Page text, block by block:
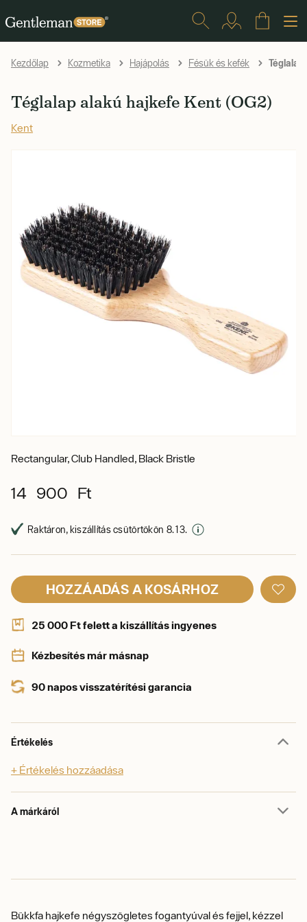
Kezdőlap Kozmetika Hajápolás Fésük és kefék
Téglalap alakú hajkefe Kent (OG2)
Kent
Rectangular, Club Handled, Black Bristle
14 900 Ft
Raktáron, kiszállítás csütörtökön 8. 13.
HOZZÁADÁS A KOSÁRHOZ
25 000 Ft felett a kiszállítás ingyenes
Kézbesítés már másnap
90 napos visszatérítési garancia
Értékelés
+ Értékelés hozzáadása
A márkáról
Bükkfa hajkefe négyszögletes fogantyúval és fejjel, kézzel